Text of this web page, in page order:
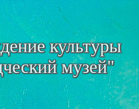
культуры
музей"